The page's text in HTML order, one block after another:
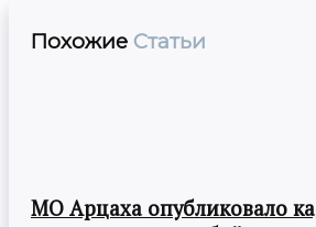
Похожие Статьи
МО Арцаха опубликовало